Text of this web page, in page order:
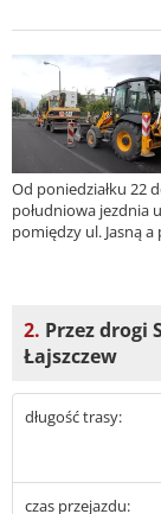
Od poniedziałku 22
południowa jezdnia
pomiędzy ul. Jasną
2. Przez drogi
Łajszczew
długość trasy:
czas przejazdu: